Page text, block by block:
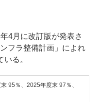
4月に改訂版が発表さ
フラ整備計画」によれ
る。
95％、2025年度末 97％、